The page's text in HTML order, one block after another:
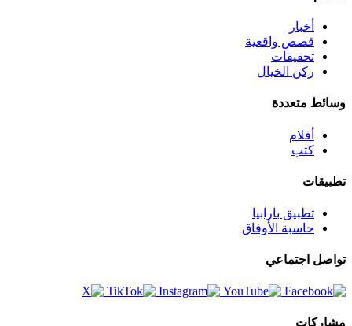
أخبار
قصص واقعية
تحقيقات
ركن الخيال
وسائط متعددة
أفلام
كتب
تطبيقات
تطبيق بارابيا
حاسبة الأوفاق
تواصل اجتماعي
مشاركات